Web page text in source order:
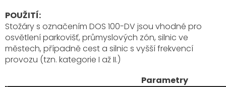
POUŽITÍ:
Stožáry s označením DOS 100-DV jsou vhodné pro
osvětlení parkovišť, průmyslových zón, silnic ve
městech, případně cest a silnic s vyšší frekvencí
provozu (tzn. kategorie I až II.)
Parametry